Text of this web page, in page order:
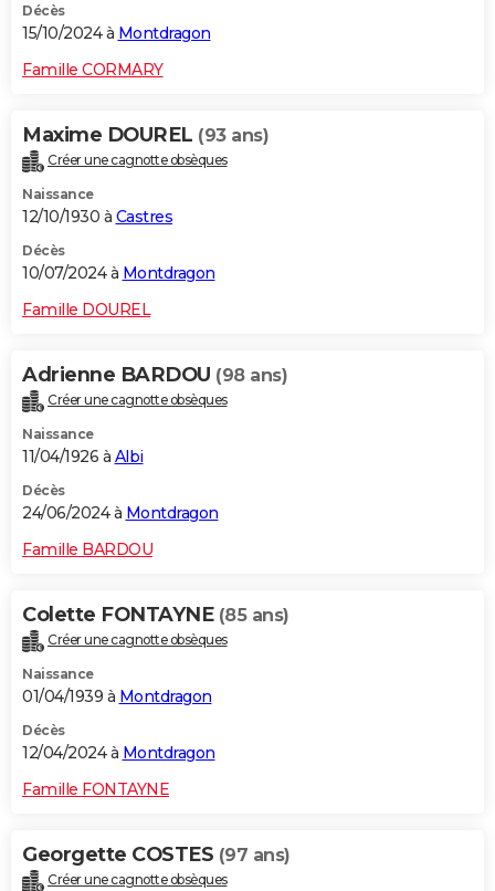
Décès
15/10/2024 à Montdragon
Famille CORMARY
Maxime DOUREL (93 ans)
Créer une cagnotte obsèques
Naissance
12/10/1930 à Castres
Décès
10/07/2024 à Montdragon
Famille DOUREL
Adrienne BARDOU (98 ans)
Créer une cagnotte obsèques
Naissance
11/04/1926 à Albi
Décès
24/06/2024 à Montdragon
Famille BARDOU
Colette FONTAYNE (85 ans)
Créer une cagnotte obsèques
Naissance
01/04/1939 à Montdragon
Décès
12/04/2024 à Montdragon
Famille FONTAYNE
Georgette COSTES (97 ans)
Créer une cagnotte obsèques